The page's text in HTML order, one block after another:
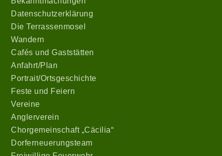
Datenschutzerklärung
Die Terrassenmosel
Wandern
Cafés und Gaststätten
Anfahrt/Plan
Portrait/Ortsgeschichte
Feste und Feiern
Vereine
Anglerverein
Chorgemeinschaft „Cäcilia“
Dorferneuerungsteam